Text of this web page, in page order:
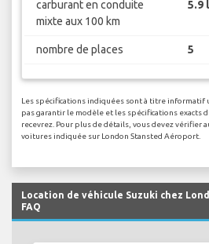
carburant en conduite
mixte aux 100 km
5.9 l
nombre de places 5
Les spécifications indiquées sont à titre informatif
pas garantir le modèle et les spécifications exacts
recevrez. Pour plus de détails, vous devez vérifier
voitures indiquée sur London Stansted Aéroport.
Location de véhicule Suzuki chez
FAQ